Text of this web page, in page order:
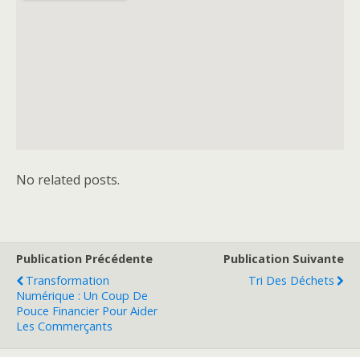
No related posts.
Publication Précédente
Transformation
Numérique : Un Coup De
Pouce Financier Pour Aider
Les Commerçants
Publication Suivante
Tri Des Déchets